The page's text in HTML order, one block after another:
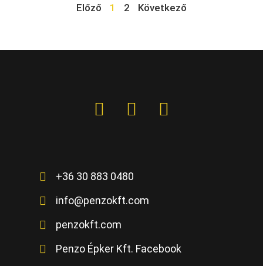
Előző 1 2 Következő
+36 30 883 0480
info@penzokft.com
penzokft.com
Penzo Épker Kft. Facebook